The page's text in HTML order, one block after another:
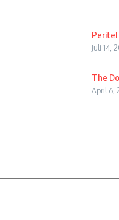
Peritel
Juli 14,
The
April 6,